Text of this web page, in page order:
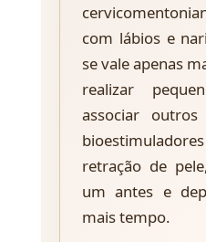
com lábios e
se vale apenas
realizar
associar
retração de
um antes e
mais tempo.